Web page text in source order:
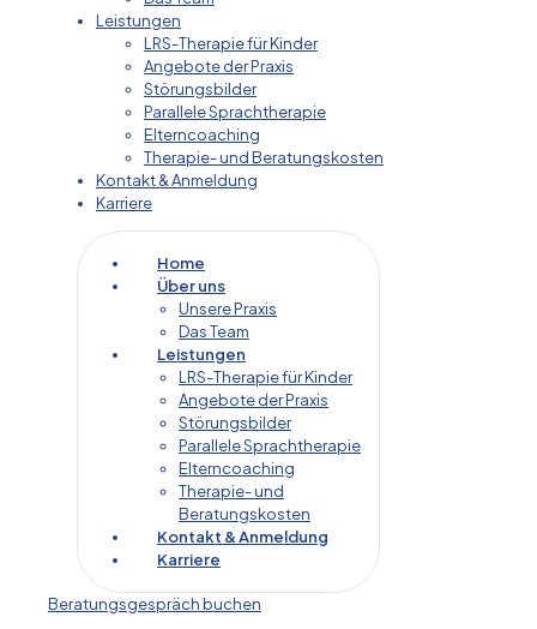
Leistungen
LRS-Therapie für Kinder
Angebote der Praxis
Störungsbilder
Parallele Sprachtherapie
Elterncoaching
Therapie- und Beratungskosten
Kontakt & Anmeldung
Karriere
Home
Über uns
Unsere Praxis
Das Team
Leistungen
LRS-Therapie für Kinder
Angebote der Praxis
Störungsbilder
Parallele Sprachtherapie
Elterncoaching
Therapie- und
Beratungskosten
Kontakt & Anmeldung
Karriere
Beratungsgespräch buchen